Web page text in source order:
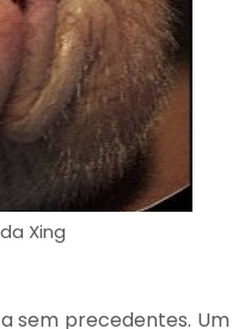
Xing
sem precedentes. Um